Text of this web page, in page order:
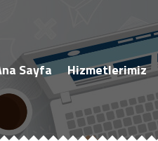
Sayfa Hizmetlerimiz